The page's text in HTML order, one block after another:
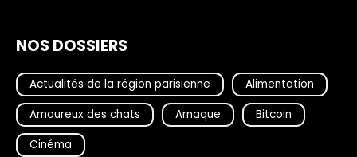
NOS DOSSIERS
Actualités de la région parisienne
Alimentation
Amoureux des chats
Arnaque
Bitcoin
Cinéma